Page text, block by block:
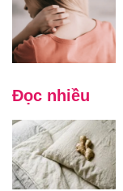
Đọc nhiều